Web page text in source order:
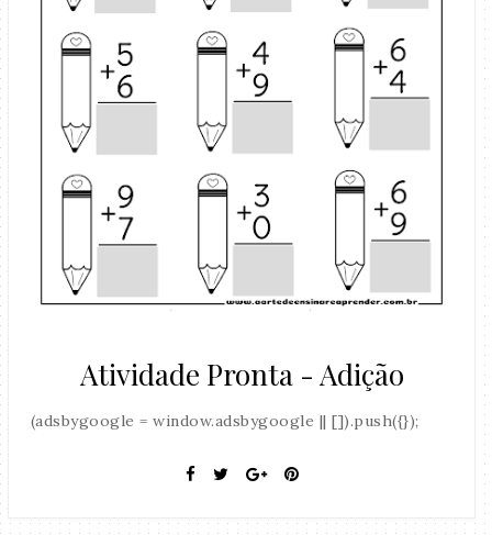
Atividade Pronta - Adição
(adsbygoogle = window.adsbygoogle || []).push({});